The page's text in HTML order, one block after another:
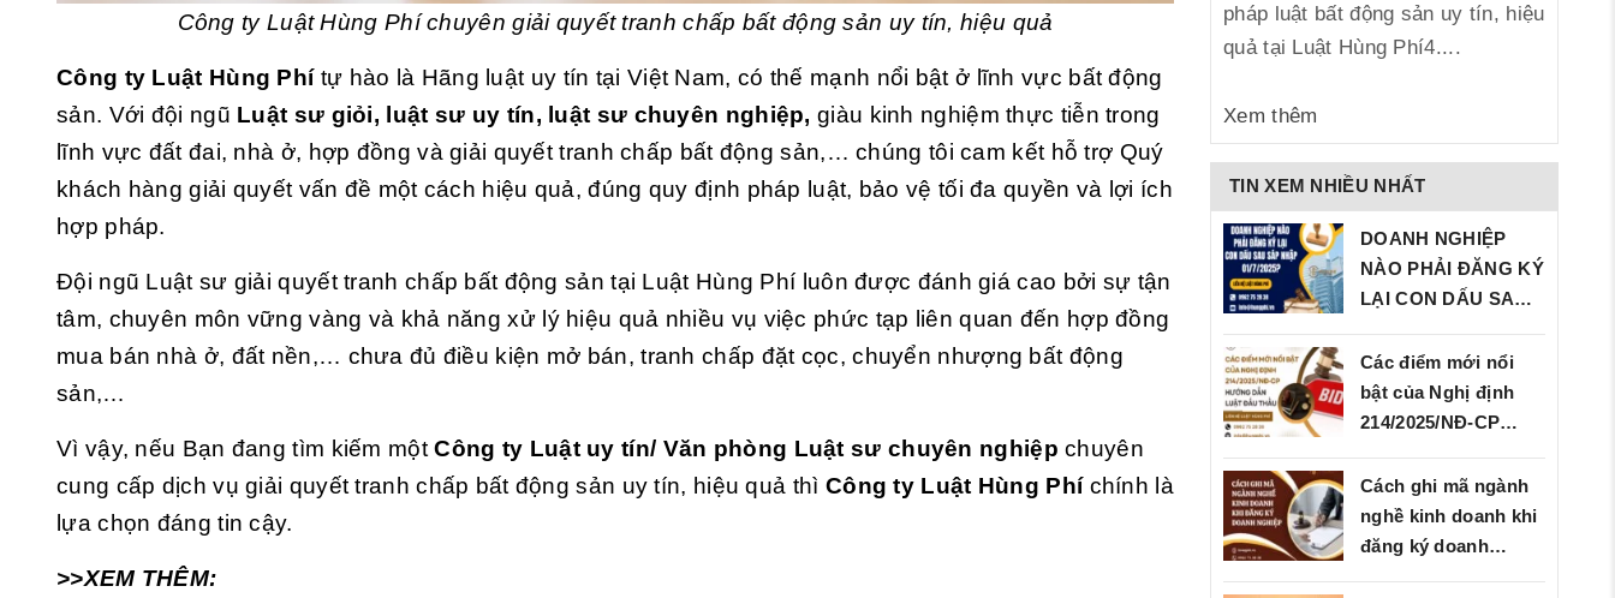
Công ty Luật Hùng Phí chuyên giải quyết tranh chấp bất động sản uy tín, hiệu quả
Công ty Luật Hùng Phítự hào là Hãng luật uy tín tại Việt Nam, có thế mạnh nổi bật ở lĩnh vực bất động
sản. Với đội ngũ Luật sư giỏi, luật sư uy tín, luật sư chuyên nghiệp,giàu kinh nghiệm thực tiễn trong
lĩnh vực đất đai, nhà ở, hợp đồng và giải quyết tranh chấp bất động sản,… chúng tôi cam kết hỗ trợ Quý
khách hàng giải quyết vấn đề một cách hiệu quả, đúng quy định pháp luật, bảo vệ tối đa quyền và lợi ích
hợp pháp.
Đội ngũ Luật sư giải quyết tranh chấp bất động sản tại Luật Hùng Phí luôn được đánh giá cao bởi sự tận
tâm, chuyên môn vững vàng và khả năng xử lý hiệu quả nhiều vụ việc phức tạp liên quan đến hợp đồng
mua bán nhà ở, đất nền,… chưa đủ điều kiện mở bán, tranh chấp đặt cọc, chuyển nhượng bất động
sản,…
Vì vậy, nếu Bạn đang tìm kiếm mộtCông ty Luật uy tín/ Văn phòng Luật sư chuyên nghiệpchuyên
cung cấp dịch vụ giải quyết tranh chấp bất động sản uy tín, hiệu quả thì Công ty Luật Hùng Phí chính là
lựa chọn đáng tin cậy.
>>XEM THÊM:
pháp luật bất động sản uy tín, hiệu
quả tại Luật Hùng Phí4....
Xem thêm
TIN XEM NHIỀU NHẤT
DOANH NGHIỆP
NÀO PHẢI ĐĂNG KÝ
LẠI CON DẤU SAU
Các điểm mới nổi
bật của Nghị định
214/2025/NĐ‑CP…
Cách ghi mã ngành
nghề kinh doanh khi
đăng ký doanh